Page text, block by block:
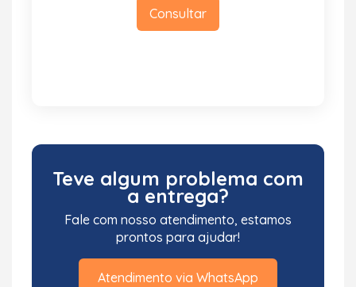
Consultar
Teve algum problema com
a entrega?
Fale com nosso atendimento, estamos
prontos para ajudar!
Atendimento via WhatsApp